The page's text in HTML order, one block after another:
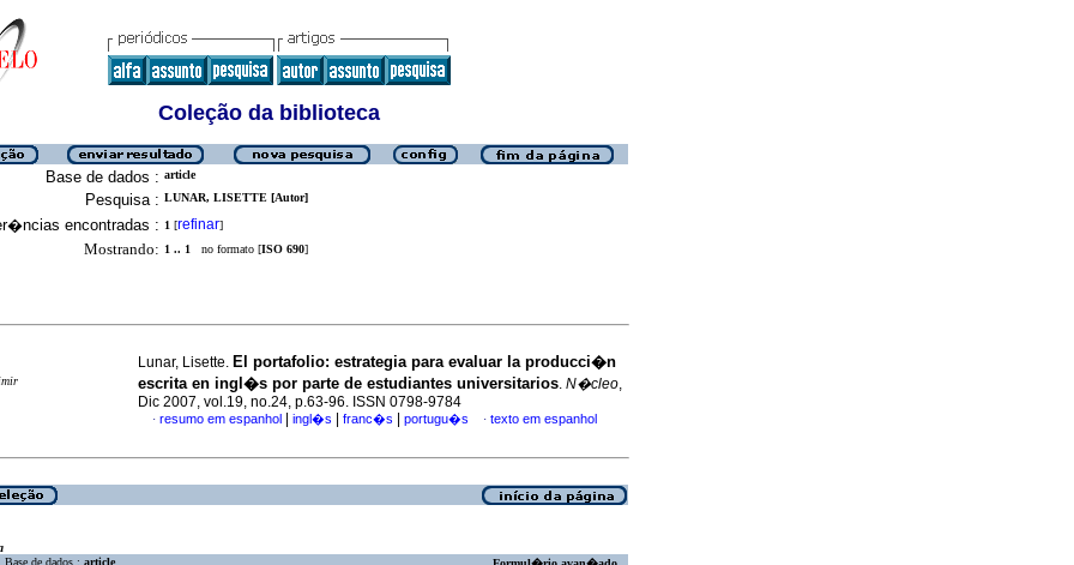
Coleção da biblioteca
Base de dados : article
Pesquisa : LUNAR, LISETTE [Autor]
encontradas : 1 [refinar]
Mostrando: 1 .. 1 no formato [ISO 690]
Lunar, Lisette. El portafolio: estrategia para evaluar la producci�n
escrita en ingl�s por parte de estudiantes universitarios. N�cleo,
Dic 2007, vol.19, no.24, p.63-96. ISSN 0798-9784
· resumo em espanhol ingl�s franc�s portugu�s · texto em espanhol